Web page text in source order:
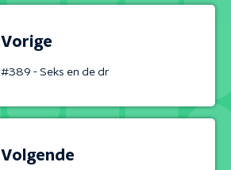
Vorige
#389 - Seks en de dr
Volgende